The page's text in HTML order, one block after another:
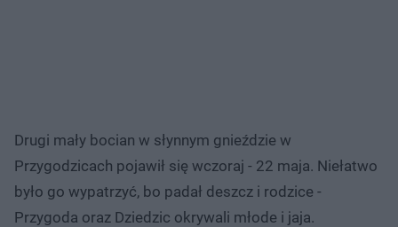
Drugi mały bocian w słynnym gnieździe w
Przygodzicach pojawił się wczoraj - 22 maja. Niełatwo
było go wypatrzyć, bo padał deszcz i rodzice -
Przygoda oraz Dziedzic okrywali młode i jaja.